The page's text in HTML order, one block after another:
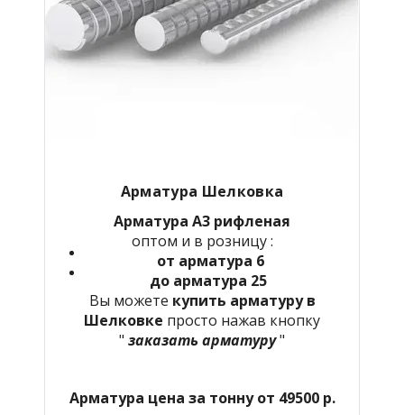
Арматура Шелковка
Арматура А3 рифленая
оптом и в розницу :
от арматура 6
до арматура 25
Вы можете купить арматуру в
Шелковке просто нажав кнопку
" заказать арматуру"
Арматура цена за тонну от 49500 р.